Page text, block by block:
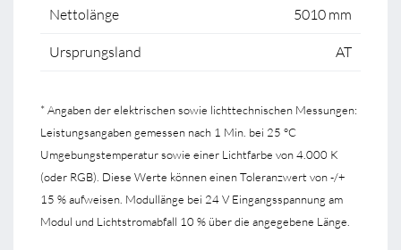
Nettolänge 5010 mm
Ursprungsland AT
* Angaben der elektrischen sowie lichttechnischen Messungen:
Leistungsangaben gemessen nach 1 Min. bei 25 °C
Umgebungstemperatur sowie einer Lichtfarbe von 4.000 K
(oder RGB). Diese Werte können einen Toleranzwert von -/+
15 % aufweisen. Modullänge bei 24 V Eingangsspannung am
Modul und Lichtstromabfall 10 % über die angegebene Länge.